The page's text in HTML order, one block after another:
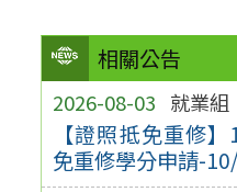
相關公告
2026-08-03 就業組
【證照抵免重修
免重修學分申請-